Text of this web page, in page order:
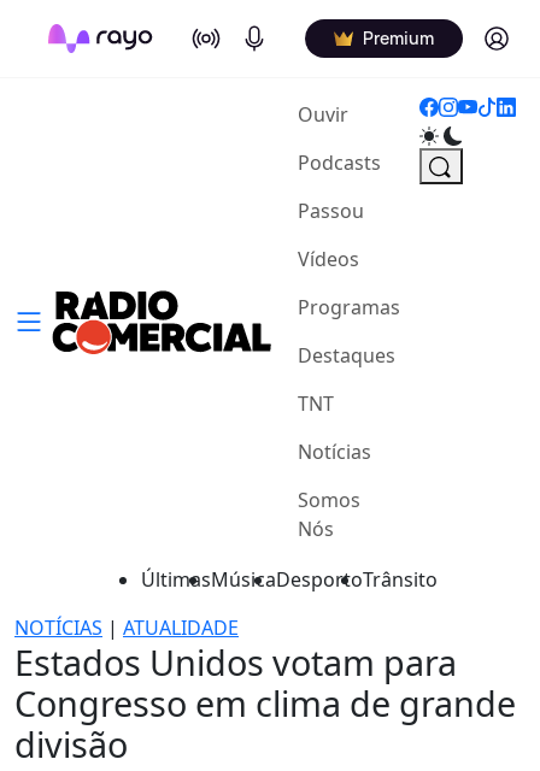
On Air Podcasts Premium Log in
Ouvir(current)
Podcasts
Passou
Vídeos
Programas
Destaques
TNT
Notícias
Somos
Nós
ÚltimasMúsicaDesportoTrânsito
NOTÍCIAS | ATUALIDADE
Estados Unidos votam para
Congresso em clima de grande
divisão